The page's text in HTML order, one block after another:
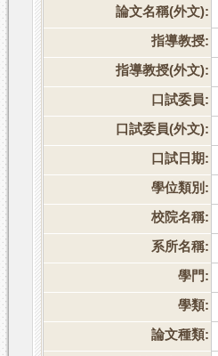
論文名稱(外文):
指導教授:
指導教授(外文):
口試委員:
口試委員(外文):
口試日期:
學位類別:
校院名稱:
系所名稱:
學門:
學類:
論文種類: